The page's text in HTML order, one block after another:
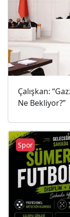
Çalışkan:
Ne Bekliyor?”
Spor